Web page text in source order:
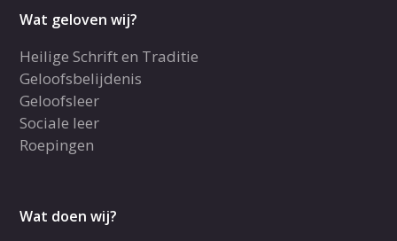
Wat geloven wij?
Heilige Schrift en Traditie
Geloofsbelijdenis
Geloofsleer
Sociale leer
Roepingen
Wat doen wij?